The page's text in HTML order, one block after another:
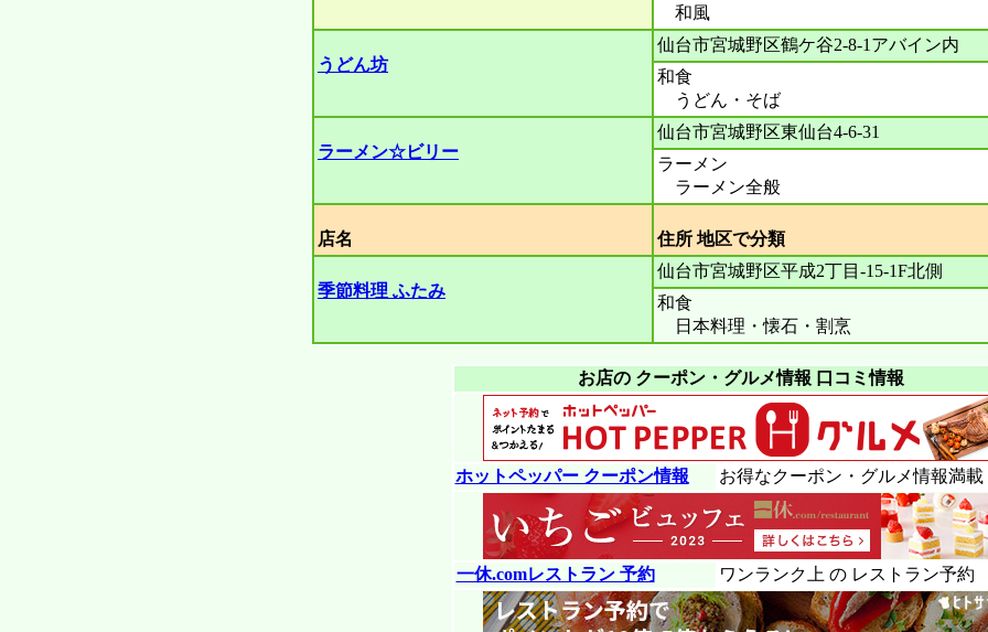
和風
うどん坊
仙台市宮城野区鶴ケ谷2-8-1アバイン内
和食
うどん・そば
ラーメン☆ビリー
仙台市宮城野区東仙台4-6-31
ラーメン
ラーメン全般
店名 住所 地区で分
季節料理 ふたみ
仙台市宮城野区平成2丁目-15-1F北側
和食
日本料理・懐石・割烹
お店の クーポン・グルメ情報 口コミ情報
ホットペッパー クーポン情報 お得なクーポン・グルメ情報満載
一休.comレストラン 予約 ワンランク上 の レストラン予約